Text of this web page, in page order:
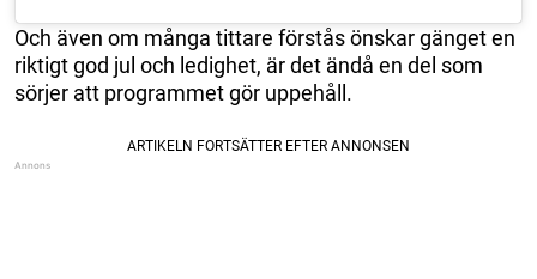
Och även om många tittare förstås önskar gänget en
riktigt god jul och ledighet, är det ändå en del som
sörjer att programmet gör uppehåll.